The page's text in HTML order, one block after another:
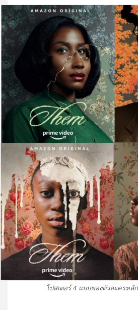
โปสเตอร์ 4 แบบของตัวละครหลั